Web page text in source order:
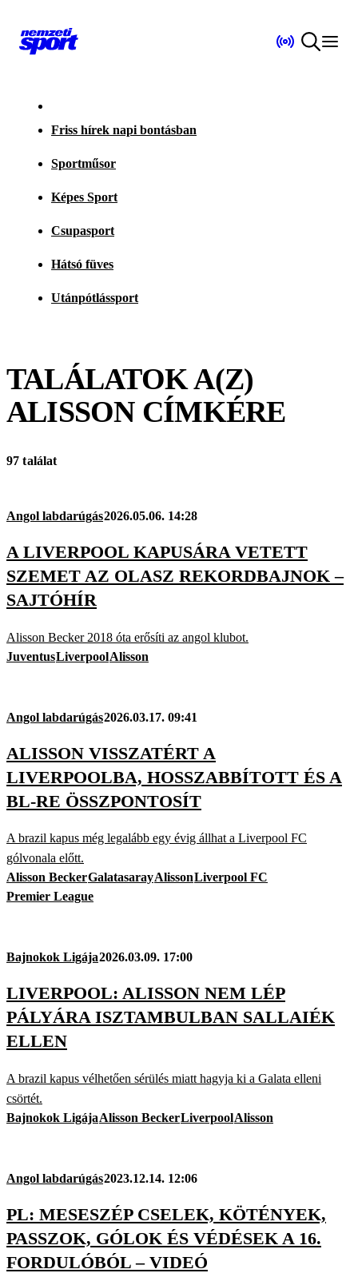
Friss hírek napi bontásban
Sportműsor
Képes Sport
Csupasport
Hátsó füves
Utánpótlássport
TALÁLATOK A(Z)
ALISSONCÍMKÉRE
97 találat
Angol labdarúgás2026.05.06. 14:28
A LIVERPOOL KAPUSÁRA VETETT
SZEMET AZ OLASZ REKORDBAJNOK –
SAJTÓHÍR
Alisson Becker 2018 óta erősíti az angol klubot.
JuventusLiverpoolAlisson
Angol labdarúgás2026.03.17. 09:41
ALISSON VISSZATÉRT A
LIVERPOOLBA, HOSSZABBÍTOTT ÉS A
BL-RE ÖSSZPONTOSÍT
A brazil kapus még legalább egy évig állhat a Liverpool FC
gólvonala előtt.
Alisson BeckerGalatasarayAlissonLiverpool FC
Premier League
Bajnokok Ligája2026.03.09. 17:00
LIVERPOOL: ALISSON NEM LÉP
PÁLYÁRA ISZTAMBULBAN SALLAIÉK
ELLEN
A brazil kapus vélhetően sérülés miatt hagyja ki a Galata elleni
csörtét.
Bajnokok LigájaAlisson BeckerLiverpoolAlisson
Angol labdarúgás2023.12.14. 12:06
PL: MESESZÉP CSELEK, KÖTÉNYEK,
PASSZOK, GÓLOK ÉS VÉDÉSEK A 16.
FORDULÓBÓL – VIDEÓ